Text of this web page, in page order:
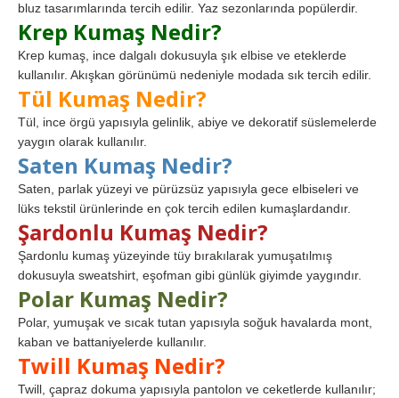
bluz tasarımlarında tercih edilir. Yaz sezonlarında popülerdir.
Krep Kumaş Nedir?
Krep kumaş, ince dalgalı dokusuyla şık elbise ve eteklerde
kullanılır. Akışkan görünümü nedeniyle modada sık tercih edilir.
Tül Kumaş Nedir?
Tül, ince örgü yapısıyla gelinlik, abiye ve dekoratif süslemelerde
yaygın olarak kullanılır.
Saten Kumaş Nedir?
Saten, parlak yüzeyi ve pürüzsüz yapısıyla gece elbiseleri ve
lüks tekstil ürünlerinde en çok tercih edilen kumaşlardandır.
Şardonlu Kumaş Nedir?
Şardonlu kumaş yüzeyinde tüy bırakılarak yumuşatılmış
dokusuyla sweatshirt, eşofman gibi günlük giyimde yaygındır.
Polar Kumaş Nedir?
Polar, yumuşak ve sıcak tutan yapısıyla soğuk havalarda mont,
kaban ve battaniyelerde kullanılır.
Twill Kumaş Nedir?
Twill, çapraz dokuma yapısıyla pantolon ve ceketlerde kullanılır;